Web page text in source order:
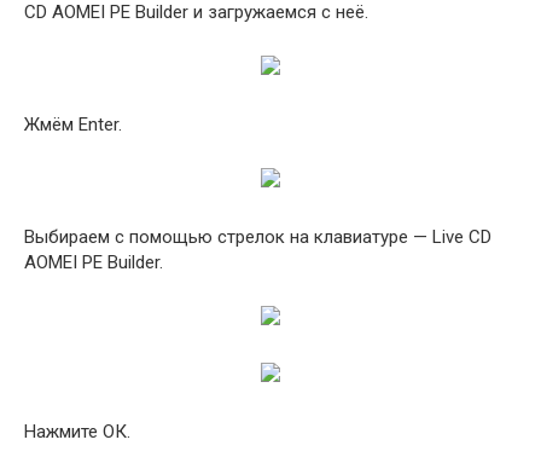
CD AOMEI PE Builder и загружаемся с неё.
Жмём Enter.
Выбираем с помощью стрелок на клавиатуре — Live CD
AOMEI PE Builder.
Нажмите ОК.